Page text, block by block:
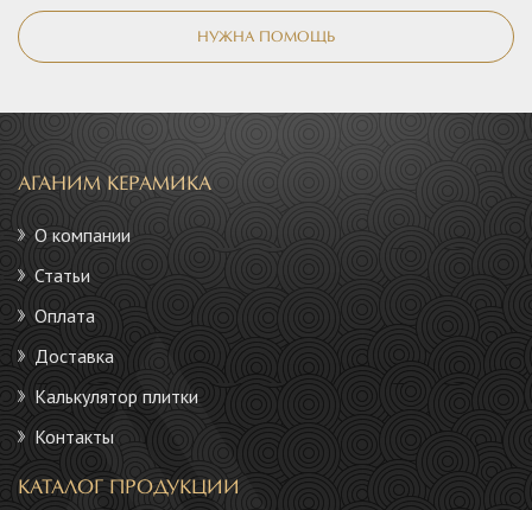
НУЖНА ПОМОЩЬ
АГАНИМ КЕРАМИКА
О компании
Статьи
Оплата
Доставка
Калькулятор плитки
Контакты
КАТАЛОГ ПРОДУКЦИИ